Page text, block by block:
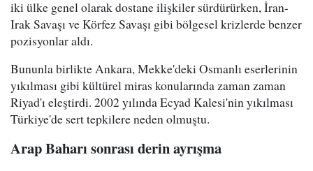
iki ülke genel olarak dostane ilişkiler sürdürürken, İran-
Irak Savaşı ve Körfez Savaşı gibi bölgesel krizlerde benzer
pozisyonlar aldı.
Bununla birlikte Ankara, Mekke'deki Osmanlı eserlerinin
yıkılması gibi kültürel miras konularında zaman zaman
Riyad'ı eleştirdi. 2002 yılında Ecyad Kalesi'nin yıkılması
Türkiye'de sert tepkilere neden olmuştu.
Arap Baharı sonrası derin ayrışma